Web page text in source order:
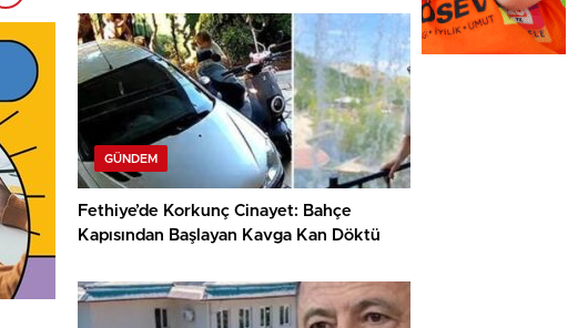
GÜNDEM
Fethiye’de Korkunç Cinayet: Bahçe
Kapısından Başlayan Kavga Kan Döktü